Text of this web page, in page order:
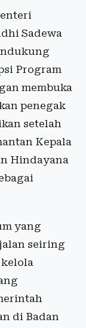
Sadewa
Program
membuka
penegak
setelah
Kepala
Hindayana
yang
seiring
kelola
di Badan